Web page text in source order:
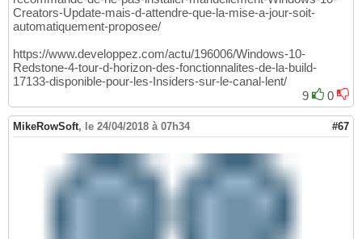
Creators-Update-mais-d-attendre-que-la-mise-a-jour-soit-
automatiquement-proposee/
https://www.developpez.com/actu/196006/Windows-10-
Redstone-4-tour-d-horizon-des-fonctionnalites-de-la-build-
17133-disponible-pour-les-Insiders-sur-le-canal-lent/
9
0
MikeRowSoft, le 24/04/2018 à 07h34 #67